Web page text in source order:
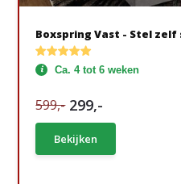
Boxspring Vast - Stel zelf
Ca. 4 tot 6 weken
599,- 299,-
Bekijken